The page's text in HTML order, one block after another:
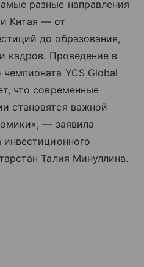
разные направления
и Китая — от
до образования,
кадров. Проведение в
YCS Global
что современные
становятся важной
— заявила
инвестиционного
Талия Минуллина.